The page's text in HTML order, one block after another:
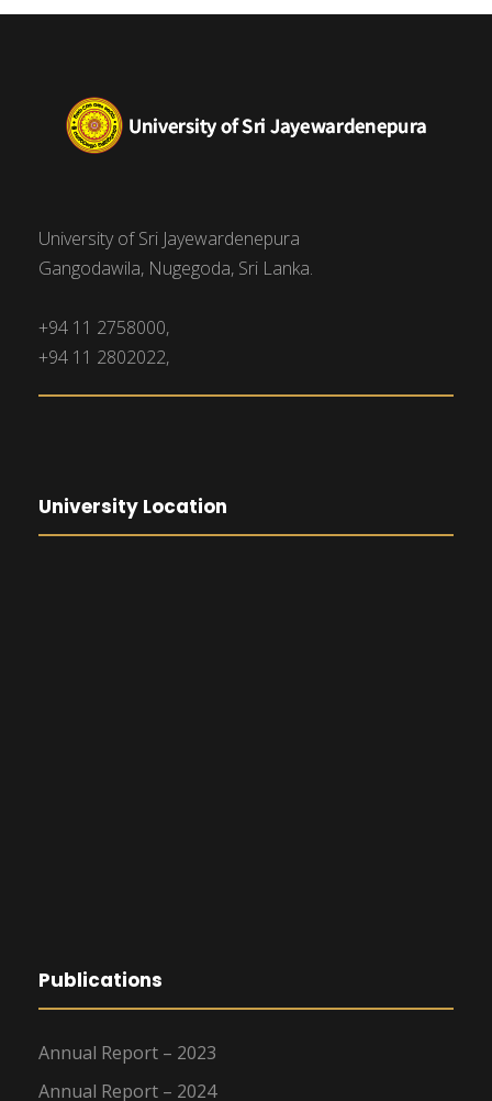
University of Sri Jayewardenepura
Gangodawila, Nugegoda, Sri Lanka.
+94 11 2758000,
+94 11 2802022,
University Location
Publications
Annual Report – 2023
Annual Report – 2024